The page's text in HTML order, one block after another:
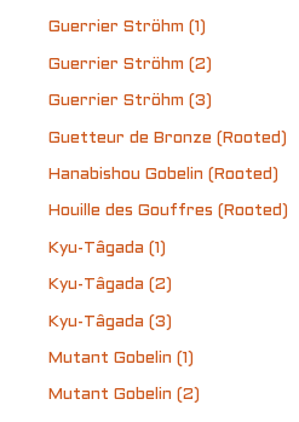
Guerrier Ströhm (1)
Guerrier Ströhm (2)
Guerrier Ströhm (3)
Guetteur de Bronze (Rooted)
Hanabishou Gobelin (Rooted)
Houille des Gouffres (Rooted)
Kyu-Tâgada (1)
Kyu-Tâgada (2)
Kyu-Tâgada (3)
Mutant Gobelin (1)
Mutant Gobelin (2)